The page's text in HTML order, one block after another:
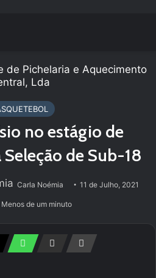
no estágio de
de Sub-18
Carla Noémia 11 de Julho, 2021
Menos de um minuto